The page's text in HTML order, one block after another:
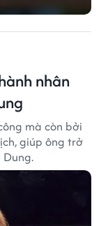
nhân
mà còn bởi
giúp ông trở